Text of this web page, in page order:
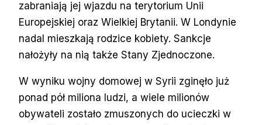
zabraniają jej wjazdu na terytorium Unii
Europejskiej oraz Wielkiej Brytanii. W Londynie
nadal mieszkają rodzice kobiety. Sankcje
nałożyły na nią także Stany Zjednoczone.
W wyniku wojny domowej w Syrii zginęło już
ponad pół miliona ludzi, a wiele milionów
obywateli zostało zmuszonych do ucieczki w